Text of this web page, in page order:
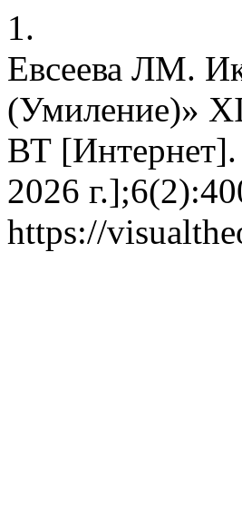
1.
Евсеева ЛМ.
(Умиление)»
ВТ [Интернет].
2026
https://